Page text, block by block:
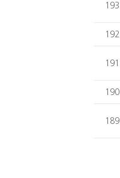
193
192
191
190
189